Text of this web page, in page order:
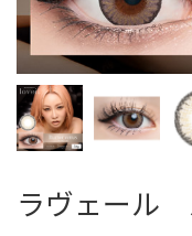
ラヴェール